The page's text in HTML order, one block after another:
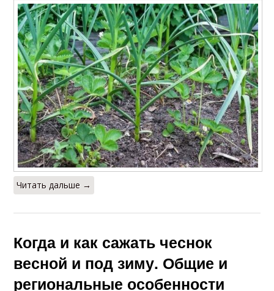
Читать дальше →
Когда и как сажать чеснок
весной и под зиму. Общие и
региональные особенности